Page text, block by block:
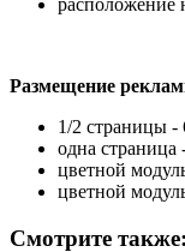
Размещение
1/2 страницы -
одна страница
цветной
цветной
Смотрите также: